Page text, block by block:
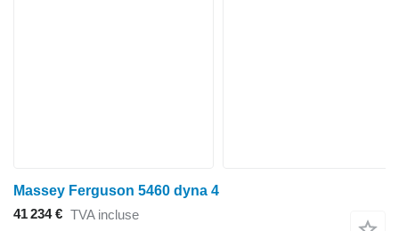
Massey Ferguson 5460 dyna 4
41 234 € TVA incluse